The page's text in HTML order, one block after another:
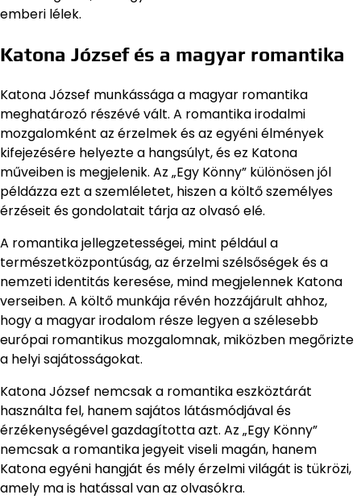
emberi lélek.
Katona József és a magyar romantika
Katona József munkássága a magyar romantika
meghatározó részévé vált. A romantika irodalmi
mozgalomként az érzelmek és az egyéni élmények
kifejezésére helyezte a hangsúlyt, és ez Katona
műveiben is megjelenik. Az „Egy Könny” különösen jól
példázza ezt a szemléletet, hiszen a költő személyes
érzéseit és gondolatait tárja az olvasó elé.
A romantika jellegzetességei, mint például a
természetközpontúság, az érzelmi szélsőségek és a
nemzeti identitás keresése, mind megjelennek Katona
verseiben. A költő munkája révén hozzájárult ahhoz,
hogy a magyar irodalom része legyen a szélesebb
európai romantikus mozgalomnak, miközben megőrizte
a helyi sajátosságokat.
Katona József nemcsak a romantika eszköztárát
használta fel, hanem sajátos látásmódjával és
érzékenységével gazdagította azt. Az „Egy Könny”
nemcsak a romantika jegyeit viseli magán, hanem
Katona egyéni hangját és mély érzelmi világát is tükrözi,
amely ma is hatással van az olvasókra.